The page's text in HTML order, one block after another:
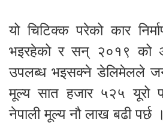
यो चिटिक्क परेको कार
भइरहेको र सन् २०१९ को
उपलब्ध भइसक्ने डेलिमेलले
मूल्य सात हजार ५२५ यूरो
नेपाली मूल्य नौ लाख बढी पर्छ ।